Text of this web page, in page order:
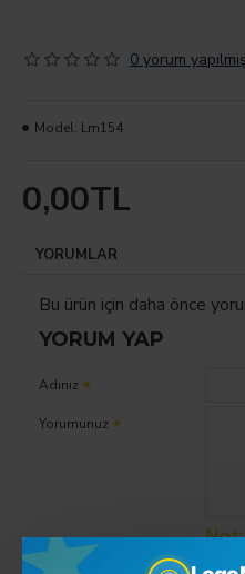
0 yorum
0,00TL
Model: Lm154
YORUMLAR
Bu ürün için daha önce
YORUM YAP
Adınız
Yorumunuz
Not: